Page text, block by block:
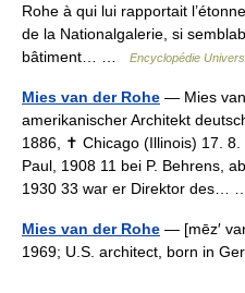
Rohe à qui lui rapportait
de la Nationalgalerie, si
bâtiment… …
Encyclopédie
Mies van der Rohe — Mies
amerikanischer Architekt
1886, ✝ Chicago (Illinois) 17. 8.
Paul, 1908 11 bei P. Behrens,
1930 33 war er Direktor des…
Mies van der Rohe — [mēz′
1969; U.S. architect, born in